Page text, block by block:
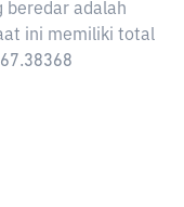
beredar adalah
ini memiliki total